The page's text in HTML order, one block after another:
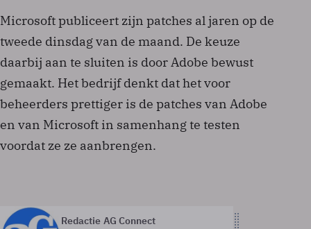
Microsoft publiceert zijn patches al jaren op de
tweede dinsdag van de maand. De keuze
daarbij aan te sluiten is door Adobe bewust
gemaakt. Het bedrijf denkt dat het voor
beheerders prettiger is de patches van Adobe
en van Microsoft in samenhang te testen
voordat ze ze aanbrengen.
Redactie AG Connect